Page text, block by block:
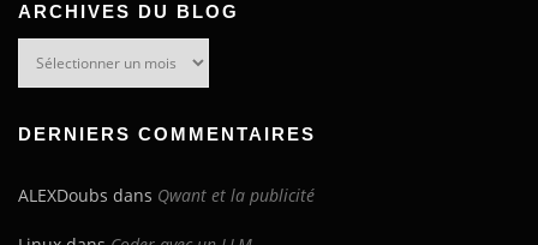
ARCHIVES DU BLOG
DERNIERS COMMENTAIRES
ALEXDoubs dans Qwant et la publicité